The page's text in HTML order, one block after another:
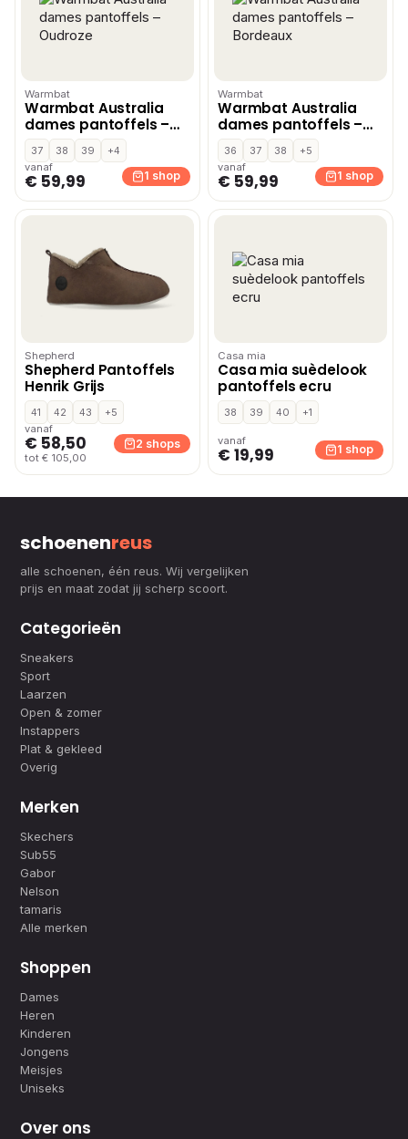
Warmbat
Warmbat Australia
dames pantoffels –
Oudroze
37 38 39
+4
vanaf
€ 59,99 1 shop
Warmbat
Warmbat Australia
dames pantoffels –
Bordeaux
36 37 38
+5
vanaf
€ 59,99 1 shop
Shepherd
Shepherd Pantoffels
Henrik Grijs
41 42 43
+5
vanaf
€ 58,50
tot € 105,00
2 shops
Casa mia
Casa mia suèdelook
pantoffels ecru
38 39 40 +1
vanaf
€ 19,99 1 shop
schoenenreus
alle schoenen, één reus. Wij vergelijken
prijs en maat zodat jij scherp scoort.
Categorieën
Sneakers
Sport
Laarzen
Open & zomer
Instappers
Plat & gekleed
Overig
Merken
Skechers
Sub55
Gabor
Nelson
tamaris
Alle merken
Shoppen
Dames
Heren
Kinderen
Jongens
Meisjes
Uniseks
Over ons